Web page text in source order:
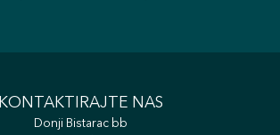
KONTAKTIRAJTE NAS
Donji Bistarac bb